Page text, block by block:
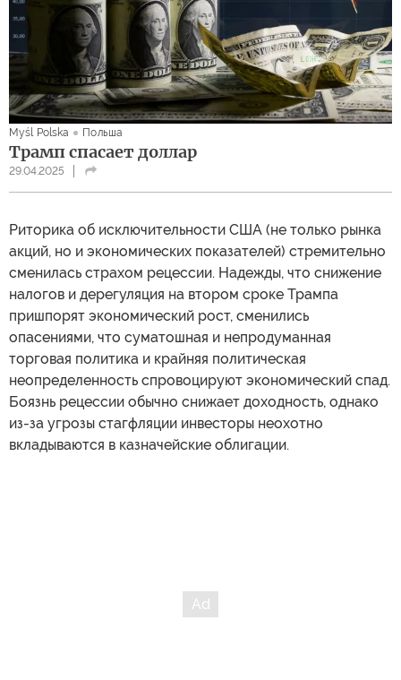
Myśl Polska Польша
Трамп спасает доллар
29.04.2025
Риторика об исключительности США (не только рынка
акций, но и экономических показателей) стремительно
сменилась страхом рецессии. Надежды, что снижение
налогов и дерегуляция на втором сроке Трампа
пришпорят экономический рост, сменились
опасениями, что суматошная и непродуманная
торговая политика и крайняя политическая
неопределенность спровоцируют экономический спад.
Боязнь рецессии обычно снижает доходность, однако
из-за угрозы стагфляции инвесторы неохотно
вкладываются в казначейские облигации.